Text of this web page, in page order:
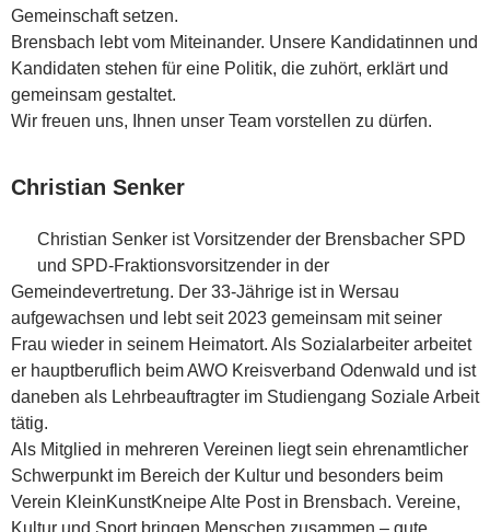
Gemeinschaft setzen.
Brensbach lebt vom Miteinander. Unsere Kandidatinnen und
Kandidaten stehen für eine Politik, die zuhört, erklärt und
gemeinsam gestaltet.
Wir freuen uns, Ihnen unser Team vorstellen zu dürfen.
Christian Senker
Christian Senker ist Vorsitzender der Brensbacher SPD
und SPD-Fraktionsvorsitzender in der
Gemeindevertretung. Der 33-Jährige ist in Wersau
aufgewachsen und lebt seit 2023 gemeinsam mit seiner
Frau wieder in seinem Heimatort. Als Sozialarbeiter arbeitet
er hauptberuflich beim AWO Kreisverband Odenwald und ist
daneben als Lehrbeauftragter im Studiengang Soziale Arbeit
tätig.
Als Mitglied in mehreren Vereinen liegt sein ehrenamtlicher
Schwerpunkt im Bereich der Kultur und besonders beim
Verein KleinKunstKneipe Alte Post in Brensbach. Vereine,
Kultur und Sport bringen Menschen zusammen – gute